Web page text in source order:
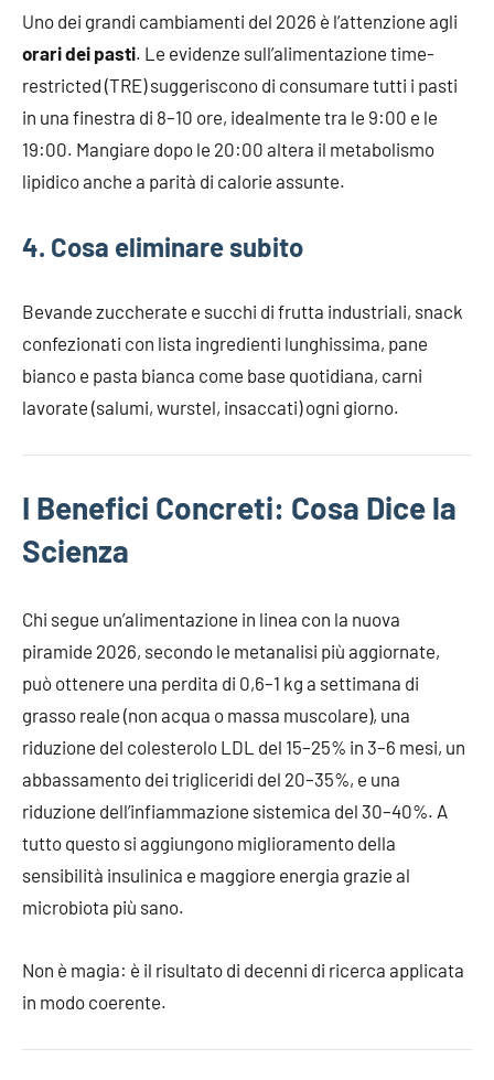
Uno dei grandi cambiamenti del 2026 è l’attenzione agli
orari dei pasti. Le evidenze sull’alimentazione time-
restricted (TRE) suggeriscono di consumare tutti i pasti
in una finestra di 8–10 ore, idealmente tra le 9:00 e le
19:00. Mangiare dopo le 20:00 altera il metabolismo
lipidico anche a parità di calorie assunte.
4. Cosa eliminare subito
Bevande zuccherate e succhi di frutta industriali, snack
confezionati con lista ingredienti lunghissima, pane
bianco e pasta bianca come base quotidiana, carni
lavorate (salumi, wurstel, insaccati) ogni giorno.
I Benefici Concreti: Cosa Dice la
Scienza
Chi segue un’alimentazione in linea con la nuova
piramide 2026, secondo le metanalisi più aggiornate,
può ottenere una perdita di 0,6–1 kg a settimana di
grasso reale (non acqua o massa muscolare), una
riduzione del colesterolo LDL del 15–25% in 3–6 mesi, un
abbassamento dei trigliceridi del 20–35%, e una
riduzione dell’infiammazione sistemica del 30–40%. A
tutto questo si aggiungono miglioramento della
sensibilità insulinica e maggiore energia grazie al
microbiota più sano.
Non è magia: è il risultato di decenni di ricerca applicata
in modo coerente.